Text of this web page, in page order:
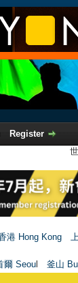
Register
港 Hong Kong
爾 Seoul 釜山